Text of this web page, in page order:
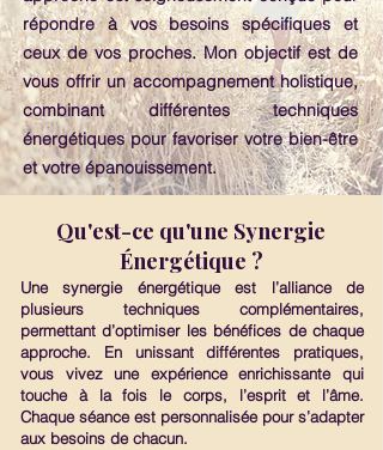
répondre à vos besoins spécifiques et
ceux de vos proches. Mon objectif est de
vous offrir un accompagnement holistique,
combinant différentes techniques
énergétiques pour favoriser votre bien-être
et votre épanouissement.
Qu'est-ce qu'une Synergie
Énergétique ?
​Une synergie énergétique est l’alliance de
plusieurs techniques complémentaires,
permettant d’optimiser les bénéfices de chaque
approche. En unissant différentes pratiques,
vous vivez une expérience enrichissante qui
touche à la fois le corps, l’esprit et l’âme.
Chaque séance est personnalisée pour s’adapter
aux besoins de chacun.